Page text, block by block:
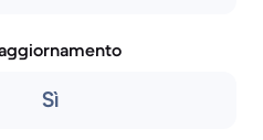
Sì